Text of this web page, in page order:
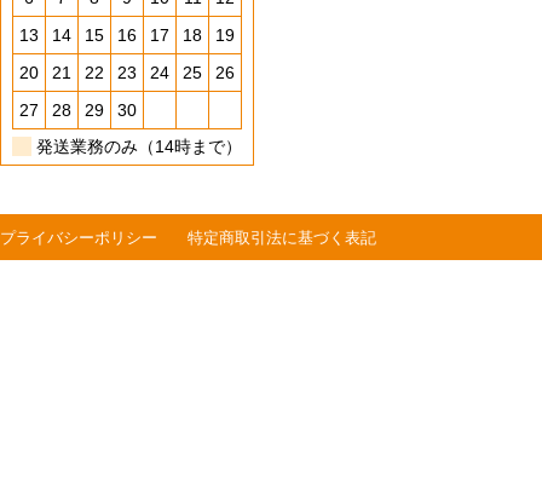
13
14 15 16 17 18
19
20
21 22 23 24 25
26
27
28 29
30
発送業務のみ（14時まで）
プライバシーポリシー 特定商取引法に基づく表記